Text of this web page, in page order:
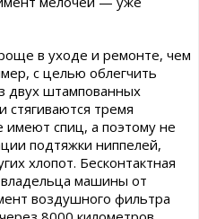
в уходе и ремонте, чем
с целью облегчить
двух штампованных
стягиваются тремя
имеют спиц, а поэтому не
подтяжки ниппелей,
хлопот. Бесконтактная
владельца машины от
воздушного фильтра